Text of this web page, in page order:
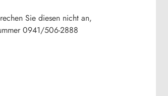
Sie diesen nicht an,
0941/506-2888